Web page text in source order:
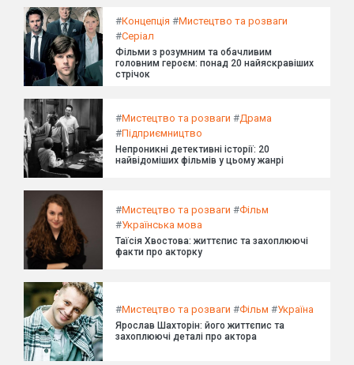
#Концепція #Мистецтво та розваги
#Серіал
Фільми з розумним та обачливим
головним героєм: понад 20 найяскравіших
стрічок
#Мистецтво та розваги #Драма
#Підприємництво
Непроникні детективні історії: 20
найвідоміших фільмів у цьому жанрі
#Мистецтво та розваги #Фільм
#Українська мова
Таїсія Хвостова: життєпис та захоплюючі
факти про акторку
#Мистецтво та розваги #Фільм #Україна
Ярослав Шахторін: його життєпис та
захоплюючі деталі про актора